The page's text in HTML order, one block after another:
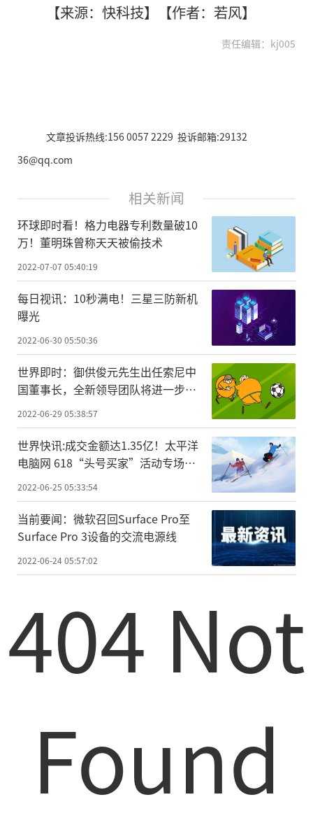
【来源：快科技】【作者：若风】
责任编辑：kj005
文章投诉热线:156 0057 2229 投诉邮箱:29132
36@qq.com
相关新闻
环球即时看！格力电器专利数量破10
万！董明珠曾称天天被偷技术
2022-07-07 05:40:19
每日视讯：10秒满电！三星三防新机
曝光
2022-06-30 05:50:36
世界即时：御供俊元先生出任索尼中
国董事长，全新领导团队将进一步强
化中国市场战略地位
2022-06-29 05:38:57
世界快讯:成交金额达1.35亿！太平洋
电脑网 618“头号买家”活动专场收
官
2022-06-25 05:33:54
当前要闻：微软召回Surface Pro至
Surface Pro 3设备的交流电源线
2022-06-24 05:57:02
404 Not
Found